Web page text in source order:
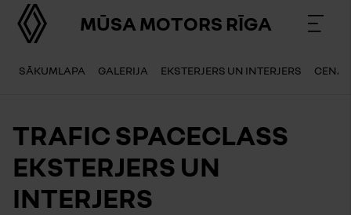
MŪSA MOTORS RĪGA
SĀKUMLAPA GALERIJA EKSTERJERS UN INTERJERS CENAS
TRAFIC SPACECLASS
EKSTERJERS UN
INTERJERS